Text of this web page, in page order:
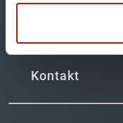
Kontakt